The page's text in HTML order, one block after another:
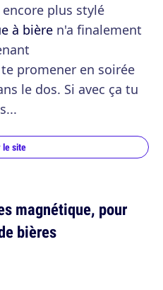
plus stylé
à bière n'a finalement
promener en soirée
le dos. Si avec ça tu
le site
magnétique, pour
bières